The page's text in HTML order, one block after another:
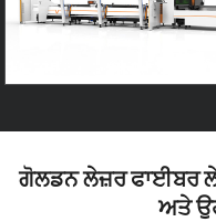
ਗੋਲਡਨ ਲੇਜ਼ਰ ਫਾਈਬਰ
ਅਤੇ